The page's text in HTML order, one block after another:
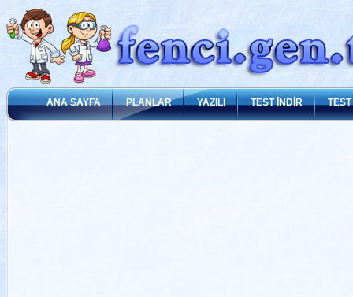
ANA SAYFA PLANLAR YAZILI TEST İNDİR